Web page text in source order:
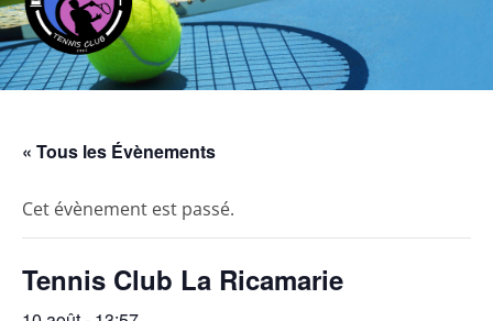
« Tous les Évènements
Cet évènement est passé.
Tennis Club La Ricamarie